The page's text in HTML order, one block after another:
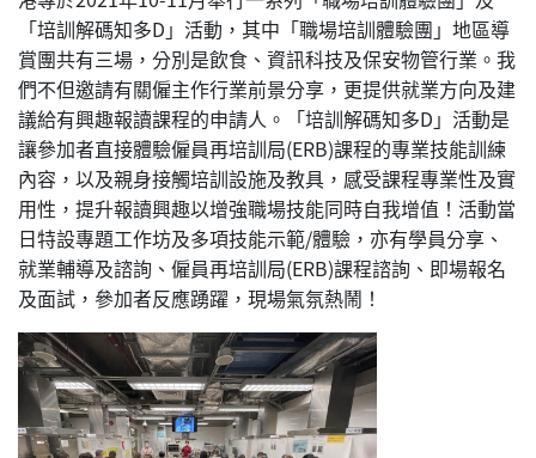
「培訓解碼知多D」活動，其中「職場培訓體驗團」地區導
賞團共有三場，分別是飲食、資訊科技及保安物管行業。我
們不但邀請有關僱主作行業前景分享，更提供就業方向及建
議給有興趣報讀課程的申請人。「培訓解碼知多D」活動是
讓參加者直接體驗僱員再培訓局(ERB)課程的專業技能訓練
內容，以及親身接觸培訓設施及教具，感受課程專業性及實
用性，提升報讀興趣以增強職場技能同時自我增值！活動當
日特設專題工作坊及多項技能示範/體驗，亦有學員分享、
就業輔導及諮詢、僱員再培訓局(ERB)課程諮詢、即場報名
及面試，參加者反應踴躍，現場氣氛熱鬧！